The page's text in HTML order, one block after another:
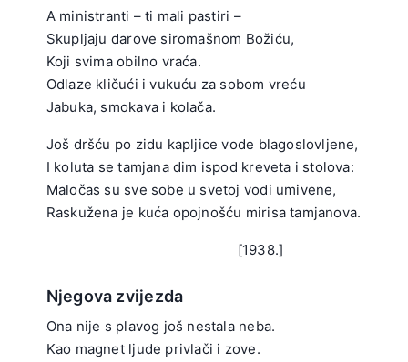
A ministranti – ti mali pastiri –
Skupljaju darove siromašnom Božiću,
Koji svima obilno vraća.
Odlaze kličući i vukuću za sobom vreću
Jabuka, smokava i kolača.
Još dršću po zidu kapljice vode blagoslovljene,
I koluta se tamjana dim ispod kreveta i stolova:
Maločas su sve sobe u svetoj vodi umivene,
Raskužena je kuća opojnošću mirisa tamjanova.
[1938.]
Njegova zvijezda
Ona nije s plavog još nestala neba.
Kao magnet ljude privlači i zove.